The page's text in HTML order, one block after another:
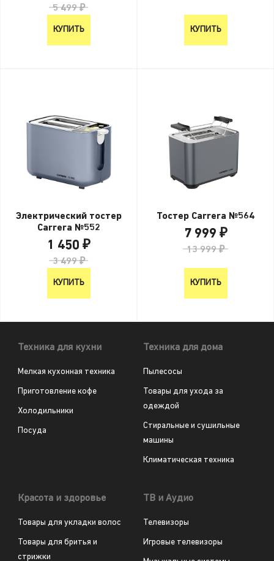
5 499 ₽
КУПИТЬ КУПИТЬ
Электрический тостер
Carrera №552
1 450 ₽
3 499 ₽
КУПИТЬ
Тостер Carrera №564
7 999 ₽
13 999 ₽
КУПИТЬ
Техника для кухни
Мелкая кухонная техника
Приготовление кофе
Холодильники
Посуда
Техника для дома
Пылесосы
Товары для ухода за
одеждой
Стиральные и сушильные
машины
Климатическая техника
Красота и здоровье
Товары для укладки волос
Товары для бритья и
стрижки
ТВ и Аудио
Телевизоры
Игровые телевизоры